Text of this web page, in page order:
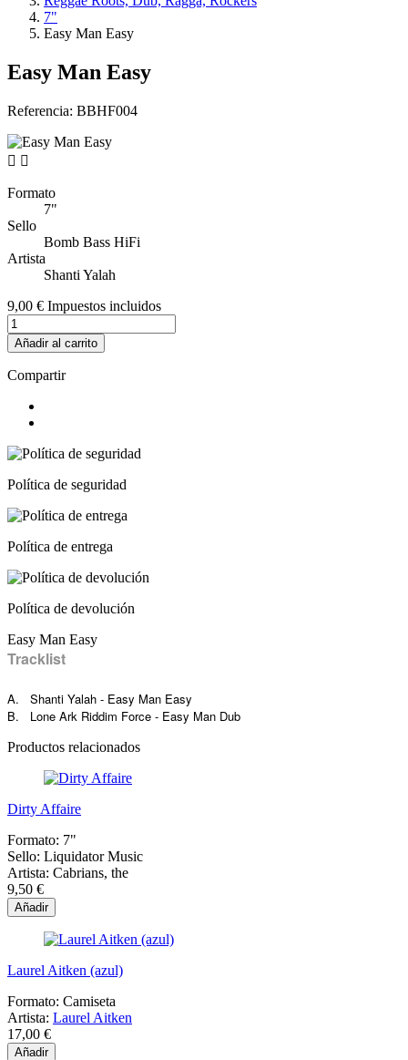
7"
Easy Man Easy
Easy Man Easy
Referencia: BBHF004
 
Formato
7"
Sello
Bomb Bass HiFi
Artista
Shanti Yalah
9,00 € Impuestos incluidos
Añadir al carrito
Compartir
Política de seguridad
Política de entrega
Política de devolución
Easy Man Easy
Tracklist
A. Shanti Yalah - Easy Man Easy
B. Lone Ark Riddim Force - Easy Man Dub
Productos relacionados
Dirty Affaire
Formato: 7"
Sello: Liquidator Music
Artista: Cabrians, the
9,50 €
Añadir
Laurel Aitken (azul)
Formato: Camiseta
Artista: Laurel Aitken
17,00 €
Añadir